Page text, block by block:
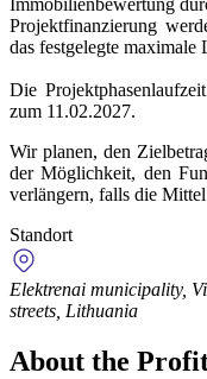
Immobilienbewertung
Projektfinanzierung
das festgelegte
Die
zum 11.02.2027.
Wir planen, den
der Möglichkeit, den
verlängern, falls die
Standort
Elektrenai municipality,
streets, Lithuania
About the